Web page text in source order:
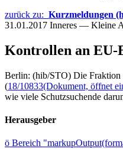
zurück zu: Kurzmeldungen
31.01.2017 Inneres — Kleine
Kontrollen an EU-
Berlin: (hib/STO) Die Fraktion
(18/10833(Dokument, öffnet
wie viele Schutzsuchende
Herausgeber
ö Bereich